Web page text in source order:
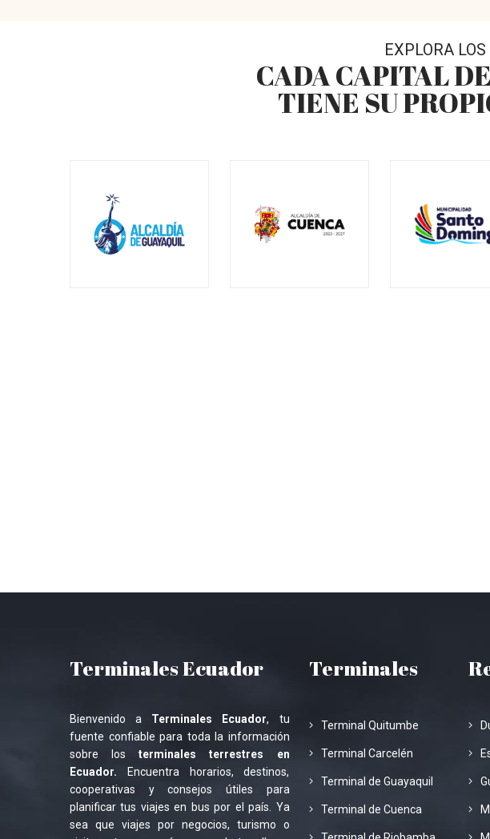
EXPLORA
CADA CAPITAL
TIENE SU
Terminales Ecuador
Bienvenido a Terminales Ecuador, tu
fuente confiable para toda la información
sobre losterminales terrestres en
Ecuador. Encuentra horarios, destinos,
cooperativas y consejos útiles para
planificar tus viajes en bus por el país. Ya
sea que viajes por negocios, turismo o
Terminales
Terminal Quitumbe
Terminal Carcelén
Terminal de Guayaquil
Terminal de Cuenca